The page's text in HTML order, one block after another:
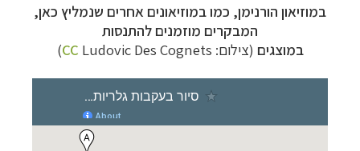
במוזיאון הורנימן, כמו במוזיאונים אחרים שנמליץ כאן,
המבקרים מוזמנים להתנסות
במוצגים (צילום: CC Ludovic Des Cognets
)